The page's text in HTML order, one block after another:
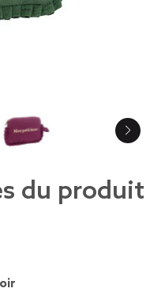
du produit